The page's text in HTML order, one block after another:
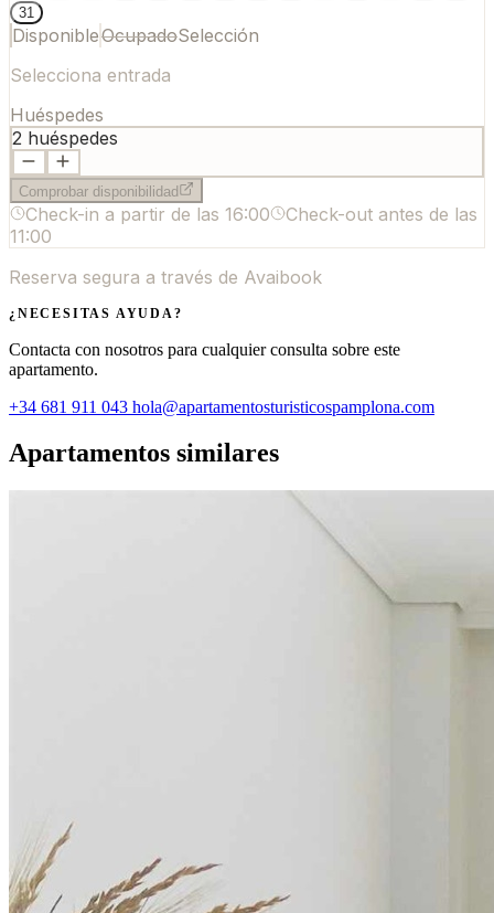
31
DisponibleOcupadoSelección
Selecciona entrada
Huéspedes
2 huéspedes
Comprobar disponibilidad
Check-in a partir de las 16:00
Check-out antes de las
11:00
Reserva segura a través de Avaibook
¿NECESITAS AYUDA?
Contacta con nosotros para cualquier consulta sobre este
apartamento.
+34 681 911 043 hola@apartamentosturisticospamplona.com
Apartamentos similares